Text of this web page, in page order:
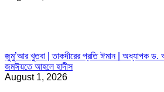
জুমু’আর খুতবা | তাকদীরের প্রতি ঈমান | অধ্যাপক ড.
জমঈয়তে আহলে হাদীস
August 1, 2026